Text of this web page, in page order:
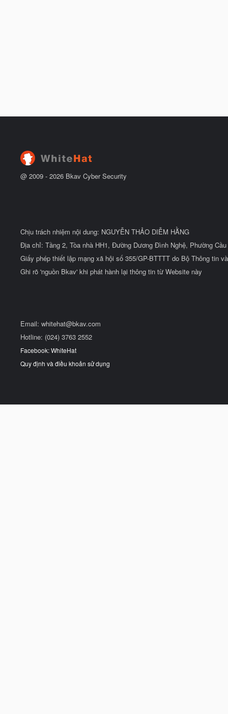
@ 2009 - 2026 Bkav Cyber Security
Chịu trách nhiệm nội dung: NGUYỄN THẢO DIỄM HẰNG
Địa chỉ: Tầng 2, Tòa nhà HH1, Đường Dương Đình Nghệ, Phường
Giấy phép thiết lập mạng xã hội số 355/GP-BTTTT do Bộ Thông tin
Ghi rõ 'nguồn Bkav' khi phát hành lại thông tin từ Website này
Email: whitehat@bkav.com
Hotline: (024) 3763 2552
Facebook: WhiteHat
Quy định và điều khoản sử dụng